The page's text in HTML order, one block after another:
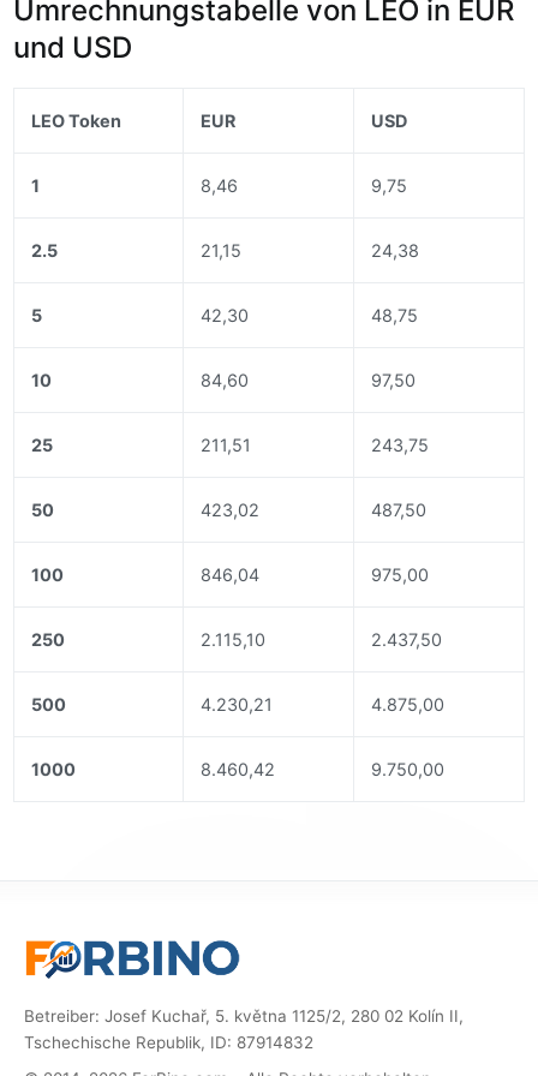
Umrechnungstabelle von LEO in EUR
und USD
LEO Token EUR USD
1 8,46 9,75
2.5 21,15 24,38
5 42,30 48,75
10 84,60 97,50
25 211,51 243,75
50 423,02 487,50
100 846,04 975,00
250 2.115,10 2.437,50
500 4.230,21 4.875,00
1000 8.460,42 9.750,00
Betreiber: Josef Kuchař, 5. května 1125/2, 280 02 Kolín II,
Tschechische Republik, ID: 87914832